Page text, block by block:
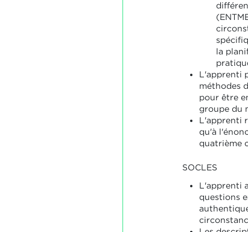
la
L'apprenti
méthodes
pour être
groupe du
L'apprenti
qu'à
quatrième
SOCLES
L'apprenti
questions